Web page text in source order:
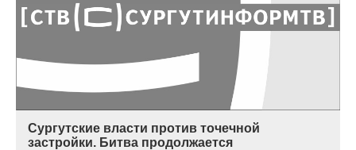
Сургутские власти против точечной
застройки. Битва продолжается